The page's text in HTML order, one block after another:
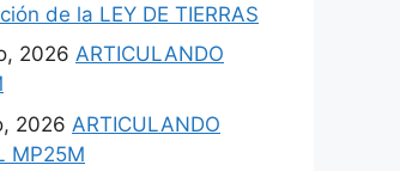
de la LEY DE TIERRAS
2026 ARTICULANDO
2026 ARTICULANDO
MP25M